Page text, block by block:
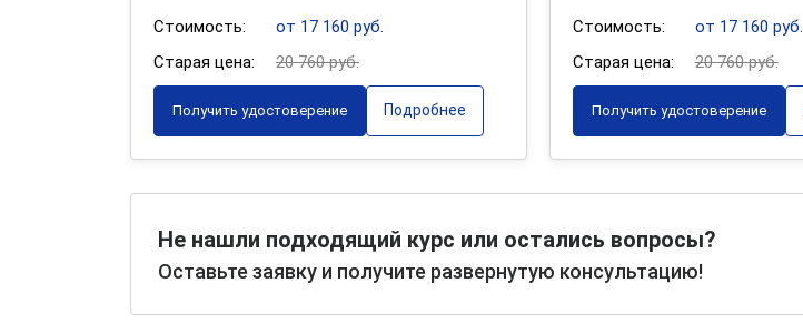
Стоимость:
от 17 160 руб.
Старая цена:
20 760 руб.
Получить удостоверение Подробнее
Стоимость:
от 17 160 руб.
Старая цена:
20 760 руб.
Получить удостоверение
Не нашли подходящий курс или остались вопросы?
Оставьте заявку и получите развернутую консультацию!